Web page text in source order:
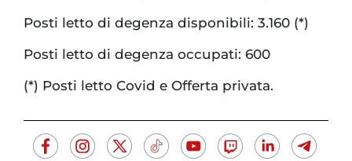
Posti letto di degenza disponibili: 3.160 (*)
Posti letto di degenza occupati: 600
(*) Posti letto Covid e Offerta privata.